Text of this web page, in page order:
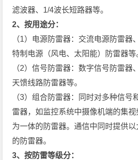
滤波器、1/4波长短路器等。
2、按用途分：
（1）电源防雷器：交流电源防雷器
特制电源（风电、太阳能）防雷器等
（2）信号防雷器：数字信号防雷器
天馈线路防雷器等。
（3）组合防雷器：同时对多种信号
雷器，如监控系统中摄像机端的集
为一体的防雷器。通信中同时提供
的防雷器。
3、按防雷等级分：